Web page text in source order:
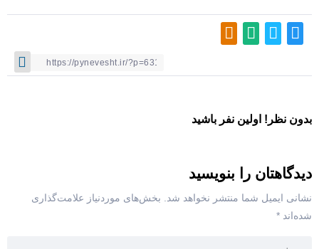
بدون نظر! اولین نفر باشید
دیدگاهتان را بنویسید
نشانی ایمیل شما منتشر نخواهد شد.
بخش‌های موردنیاز علامت‌گذاری
شده‌اند *